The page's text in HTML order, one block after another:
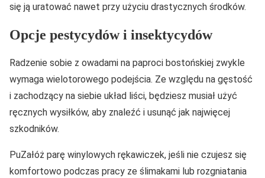
się ją uratować nawet przy użyciu drastycznych środków.
Opcje pestycydów i insektycydów
Radzenie sobie z owadami na paproci bostońskiej zwykle
wymaga wielotorowego podejścia. Ze względu na gęstość
i zachodzący na siebie układ liści, będziesz musiał użyć
ręcznych wysiłków, aby znaleźć i usunąć jak najwięcej
szkodników.
PuZałóż parę winylowych rękawiczek, jeśli nie czujesz się
komfortowo podczas pracy ze ślimakami lub rozgniatania